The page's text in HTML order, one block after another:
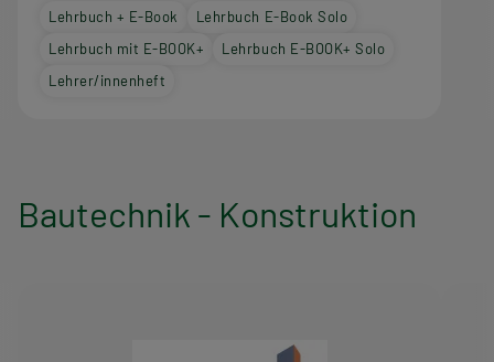
Lehrbuch + E-Book
Lehrbuch E-Book Solo
Lehrbuch mit E-BOOK+
Lehrbuch E-BOOK+ Solo
Lehrer/innenheft
Bautechnik - Konstruktion